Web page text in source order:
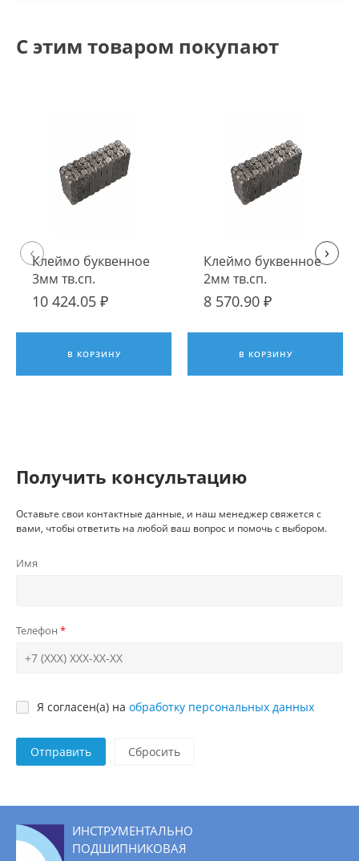
С этим товаром покупают
Клеймо буквенное
3мм тв.сп.
10 424.05 ₽
В КОРЗИНУ
Клеймо буквенное
2мм тв.сп.
8 570.90 ₽
В КОРЗИНУ
‹ ›
Получить консультацию
Оставьте свои контактные данные, и наш менеджер свяжется с
вами, чтобы ответить на любой ваш вопрос и помочь с выбором.
Имя
Телефон
Я согласен(а) на обработку персональных данных
Отправить
ИНСТРУМЕНТАЛЬНО
ПОДШИПНИКОВАЯ